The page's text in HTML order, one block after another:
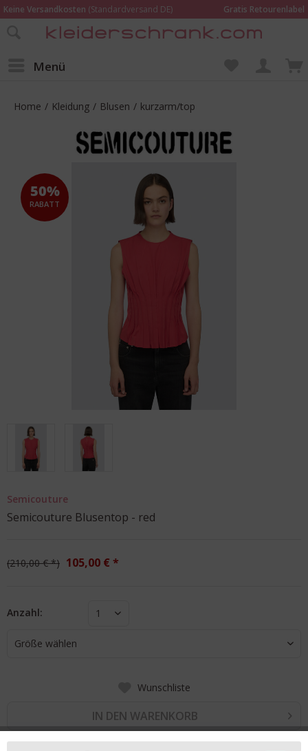
Keine Versandkosten (Standardversand DE)
Gratis Retourenlabel
Online bestellen – im Geschäft in Kempen anprobieren und beraten lassen
Menü
Home / Kleidung / Blusen / kurzarm/top
50%
RABATT
Semicouture
Semicouture Blusentop - red
210,00 € * 105,00 € *
Anzahl: 1
Größe wählen
Wunschliste
IN DEN WARENKORB